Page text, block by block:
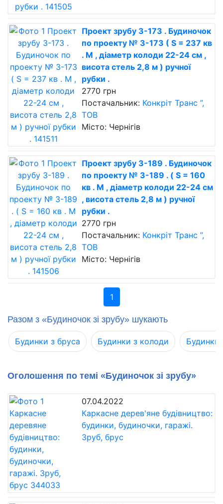
Проект зрубу 3-173 . Будиночок
по проекту № 3-173 ( S = 237 кв
. М , діаметр колоди 22-24 см ,
висота стель 2,8 м ) ручної
рубки .
2770 грн
Постачальник: Конкріт Транс ”,
ТОВ
Місто: Чернігів
Проект зрубу 3-189 . Будиночок
по проекту № 3-189 . ( S = 160
кв . М , діаметр колоди 22-24 см
, висота стель 2,8 м ) ручної
рубки .
2770 грн
Постачальник: Конкріт Транс ”,
ТОВ
Місто: Чернігів
1
Разом з «Будиночок зі зрубу» шукають
Будинки з бруса Будинки з колоди Будинки
Оголошення по темі «Будиночок зі зрубу»
07.04.2022
Каркасне дерев'яне будівництво:
будинки, будиночки, гаражі.
Зруб, брус